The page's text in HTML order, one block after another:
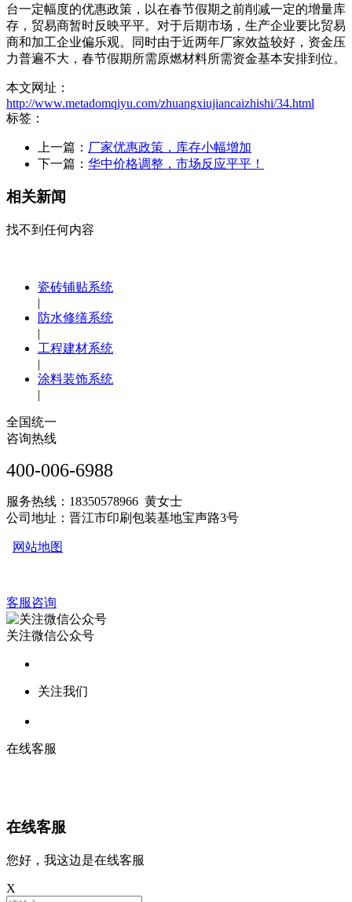
台一定幅度的优惠政策，以在春节假期之前削减一定的增量库
存，贸易商暂时反映平平。对于后期市场，生产企业要比贸易
商和加工企业偏乐观。同时由于近两年厂家效益较好，资金压
力普遍不大，春节假期所需原燃材料所需资金基本安排到位。
本文网址：
http://www.metadomqiyu.com/zhuangxiujiancaizhishi/34.html
标签：
上一篇： 厂家优惠政策，库存小幅增加
下一篇： 华中价格调整，市场反应平平！
相关新闻
找不到任何内容
瓷砖铺贴系统
|
防水修缮系统
|
工程建材系统
|
涂料装饰系统
|
全国统一
咨询热线
400-006-6988
服务热线：18350578966 黄女士
公司地址：晋江市印刷包装基地宝声路3号
网站地图
客服咨询
关注微信公众号
关注我们
在线客服
在线客服
您好，我这边是在线客服
X